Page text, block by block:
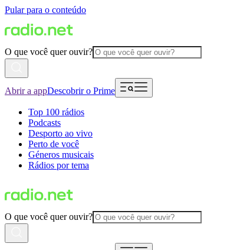
Pular para o conteúdo
O que você quer ouvir?
Abrir a appDescobrir o Prime
Top 100 rádios
Podcasts
Desporto ao vivo
Perto de você
Géneros musicais
Rádios por tema
O que você quer ouvir?